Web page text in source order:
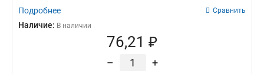
Подробнее Сравнить
Наличие: В наличии
76,21 ₽
– +